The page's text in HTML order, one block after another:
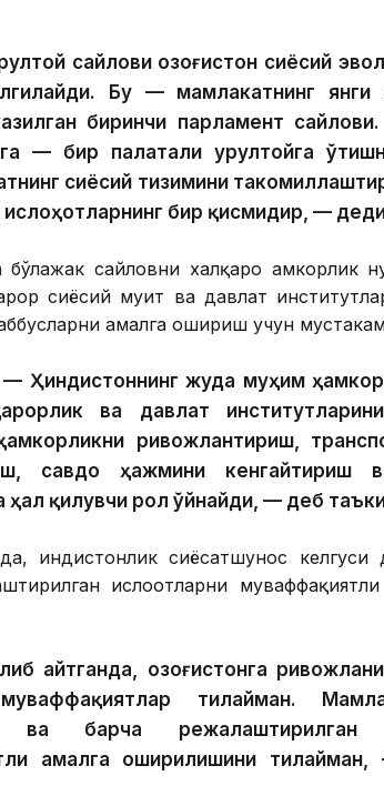
сайлови Қозоғистон сиёсий
Бу — мамлакатнинг янги
биринчи парламент
— бир палатали Қурултойга
сиёсий тизимини
ислоҳотларнинг бир қисмидир, —
сайловни халқаро ҳамкорлик
сиёсий муҳит ва давлат
амалга ошириш учун
— Ҳиндистоннинг жуда муҳим
ва давлат
ривожлантириш,
савдо ҳажмини кенгайтириш
қилувчи рол ўйнайди, — деб
ҳиндистонлик сиёсатшунос
ислоҳотларни
айтганда, Қозоғистонга
тилайман.
ва барча режалаштирилган
амалга оширилишини